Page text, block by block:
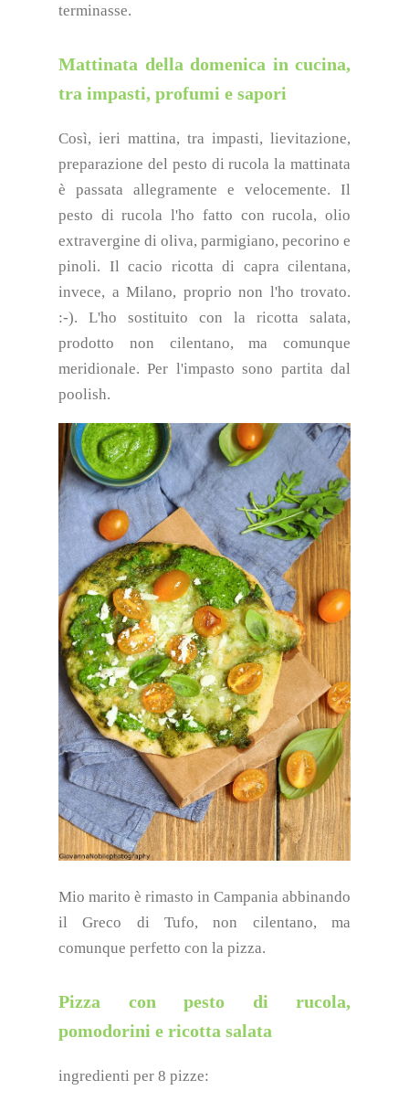
terminasse.
Mattinata della domenica in cucina,
tra impasti, profumi e sapori
Così, ieri mattina, tra impasti, lievitazione,
preparazione del pesto di rucola la mattinata
è passata allegramente e velocemente. Il
pesto di rucola l'ho fatto con rucola, olio
extravergine di oliva, parmigiano, pecorino e
pinoli. Il cacio ricotta di capra cilentana,
invece, a Milano, proprio non l'ho trovato.
:-). L'ho sostituito con la ricotta salata,
prodotto non cilentano, ma comunque
meridionale. Per l'impasto sono partita dal
poolish.
Mio marito è rimasto in Campania abbinando
il Greco di Tufo, non cilentano, ma
comunque perfetto con la pizza.
Pizza con pesto di rucola,
pomodorini e ricotta salata
ingredienti per 8 pizze: